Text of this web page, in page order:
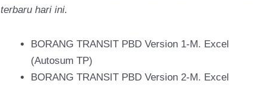
terbaru hari ini.
BORANG TRANSIT PBD Version 1-M. Excel
(Autosum TP)
BORANG TRANSIT PBD Version 2-M. Excel